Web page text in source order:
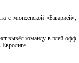
с мюнхенской «Баварией»,
вывёл команду в плей-офф
Евролиге.